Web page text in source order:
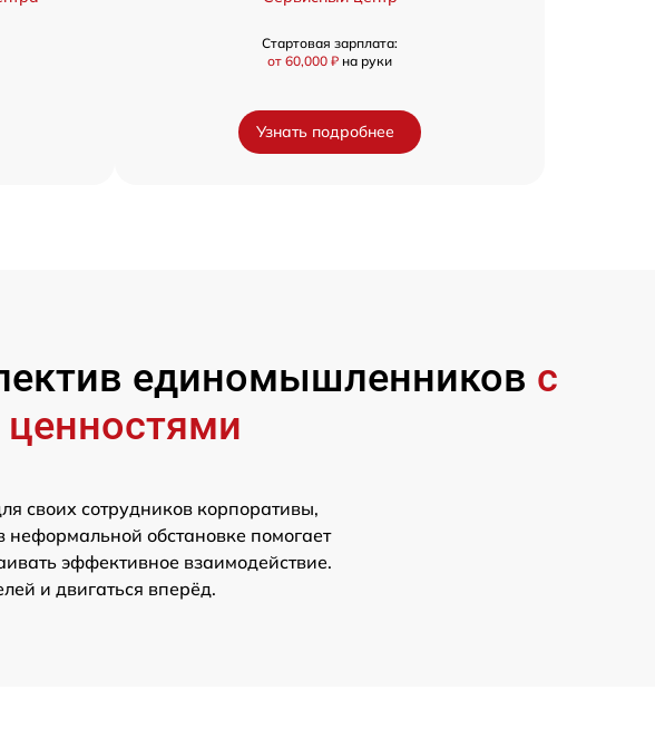
Стартовая зарплата:
от 60,000 ₽ на руки
Узнать подробнее
единомышленников с
своих сотрудников корпоративы,
обстановке помогает
эффективное взаимодействие.
и двигаться вперёд.